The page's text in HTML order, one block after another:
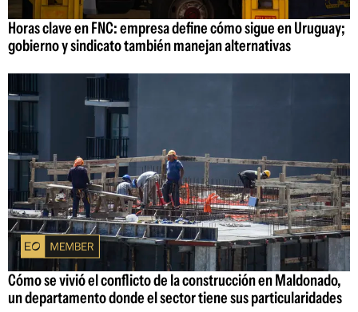
Horas clave en FNC: empresa define cómo sigue en Uruguay;
gobierno y sindicato también manejan alternativas
Cómo se vivió el conflicto de la construcción en Maldonado,
un departamento donde el sector tiene sus particularidades